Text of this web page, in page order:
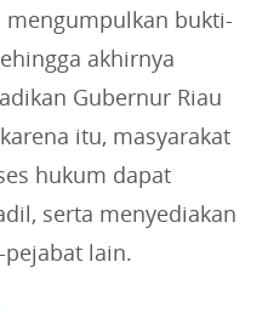
mengumpulkan bukti-
akhirnya
Gubernur Riau
itu, masyarakat
hukum dapat
serta menyediakan
pejabat lain.